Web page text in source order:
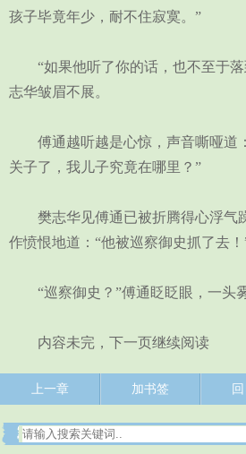
孩子毕竟年少，耐不住寂寞。”
“如果他听了你的话，也不至于落
志华皱眉不展。
傅通越听越是心惊，声音嘶哑道
关子了，我儿子究竟在哪里？”
樊志华见傅通已被折腾得心浮气
作愤恨地道：“他被巡察御史抓了去！
“巡察御史？”傅通眨眨眼，一头雾
内容未完，下一页继续阅读
上一章 加书签